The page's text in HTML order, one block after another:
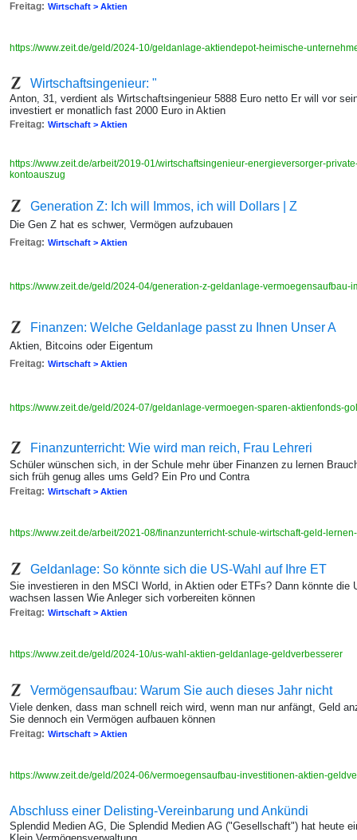
Freitag: Wirtschaft > Aktien
https://www.zeit.de/geld/2024-10/geldanlage-aktiendepot-heimische-
Wirtschaftsingenieur: "
Anton, 31, verdient als Wirtschaftsingenieur 5888 Euro netto Er will vor
investiert er monatlich fast 2000 Euro in Aktien
Freitag: Wirtschaft > Aktien
https://www.zeit.de/arbeit/2019-01/wirtschaftsingenieur-energieversorger-
kontoauszug
Generation Z: Ich will Immos, ich will Dollars | Z
Die Gen Z hat es schwer, Vermögen aufzubauen
Freitag: Wirtschaft > Aktien
https://www.zeit.de/geld/2024-04/generation-z-geldanlage-
Finanzen: Welche Geldanlage passt zu Ihnen Unser A
Aktien, Bitcoins oder Eigentum
Freitag: Wirtschaft > Aktien
https://www.zeit.de/geld/2024-07/geldanlage-vermoegen-sparen-aktienfonds-
Finanzunterricht: Wie wird man reich, Frau Lehreri
Schüler wünschen sich, in der Schule mehr über Finanzen zu lernen
sich früh genug alles ums Geld? Ein Pro und Contra
Freitag: Wirtschaft > Aktien
https://www.zeit.de/arbeit/2021-08/finanzunterricht-schule-wirtschaft-geld-
Geldanlage: So könnte sich die US-Wahl auf Ihre ET
Sie investieren in den MSCI World, in Aktien oder ETFs? Dann könnte die
wachsen lassen Wie Anleger sich vorbereiten können
Freitag: Wirtschaft > Aktien
https://www.zeit.de/geld/2024-10/us-wahl-aktien-geldanlage-geldverbesserer
Vermögensaufbau: Warum Sie auch dieses Jahr nicht
Viele denken, dass man schnell reich wird, wenn man nur anfängt, Geld
Sie dennoch ein Vermögen aufbauen können
Freitag: Wirtschaft > Aktien
https://www.zeit.de/geld/2024-06/vermoegensaufbau-investitionen-aktien-
Abschluss einer Delisting-Vereinbarung und Ankündi
Splendid Medien AG, Die Splendid Medien AG ("Gesellschaft") hat heute